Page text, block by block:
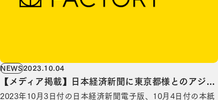
NEWS2023.10.04
【メディア掲載】日本経済新聞に東京都様とのアジャ
イル開発の取り組みに関する記事が掲載されました
2023年10月3日付の日本経済新聞電子版、10月4日付の本紙